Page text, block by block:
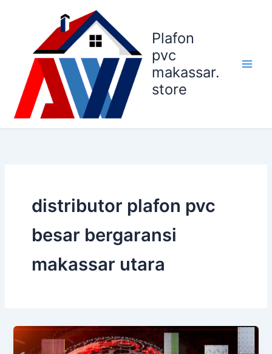
Plafon
pvc
makassar.
store
distributor plafon pvc
besar bergaransi
makassar utara